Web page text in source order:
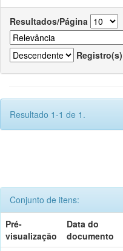
Resultados/Página
Registro(s)
Resultado 1-1 de 1.
Conjunto de itens:
Pré-
visualização
Data do
documento